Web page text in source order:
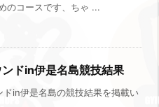
のコースです、ちゃ ...
ドin伊是名島競技結果
in伊是名島の競技結果を掲載い